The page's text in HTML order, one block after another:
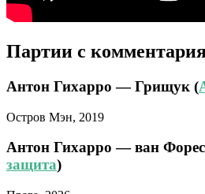
Партии с
Антон Гихарро — Грищук (
Остров Мэн, 2019
Антон Гихарро — ван
защита)